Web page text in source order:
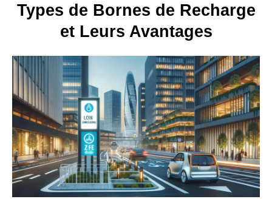
Types de Bornes de Recharge
et Leurs Avantages